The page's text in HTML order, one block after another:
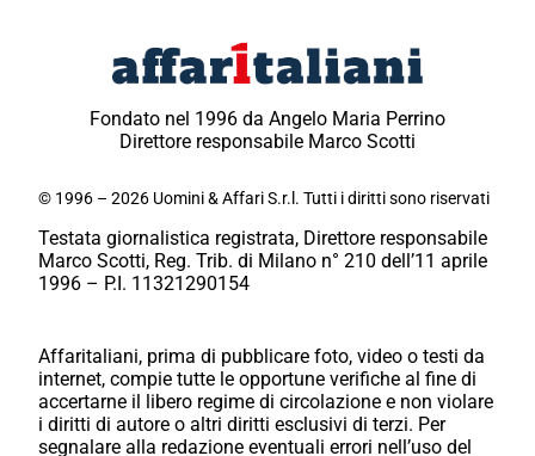
Fondato nel 1996 da Angelo Maria Perrino
Direttore responsabile Marco Scotti
© 1996 – 2026 Uomini & Affari S.r.l. Tutti i diritti sono riservati
Testata giornalistica registrata, Direttore responsabile
Marco Scotti, Reg. Trib. di Milano n° 210 dell’11 aprile
1996 – P.I. 11321290154
Affaritaliani, prima di pubblicare foto, video o testi da
internet, compie tutte le opportune verifiche al fine di
accertarne il libero regime di circolazione e non violare
i diritti di autore o altri diritti esclusivi di terzi. Per
segnalare alla redazione eventuali errori nell’uso del